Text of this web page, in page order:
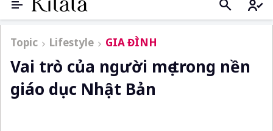
Topic Lifestyle GIA ĐÌNH
Vai trò của người mẹ trong nền
giáo dục Nhật Bản